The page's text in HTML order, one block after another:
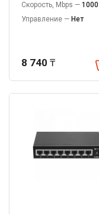
Скорость, Mbps — 1000
Управление — Нет
8 740 ₸